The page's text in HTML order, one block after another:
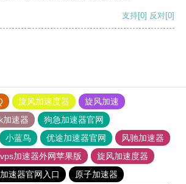
支持[0] 反对[0]
旋风加速度器
旋风加速
加速器
狗急加速器官网
小蓝鸟 优途加速器官网
风驰加速器
加速器外网苹果版
旋风加速度器
速器官网入口
原子加速器